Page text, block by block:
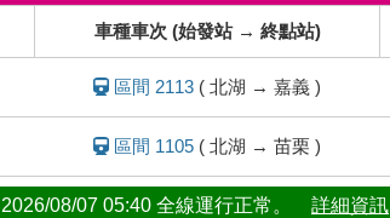
車種車次 (始發站 → 終點站)
區間 2113 ( 北湖 → 嘉義 )
區間 1105 ( 北湖 → 苗栗 )
2026/08/07 05:40 全線運行正常。 詳細資訊